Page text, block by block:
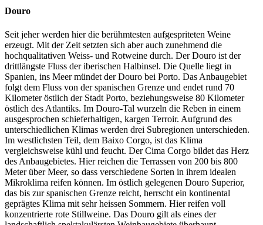
Douro
Seit jeher werden hier die berühmtesten aufgespriteten Weine
erzeugt. Mit der Zeit setzten sich aber auch zunehmend die
hochqualitativen Weiss- und Rotweine durch. Der Douro ist der
drittlängste Fluss der iberischen Halbinsel. Die Quelle liegt in
Spanien, ins Meer mündet der Douro bei Porto. Das Anbaugebiet
folgt dem Fluss von der spanischen Grenze und endet rund 70
Kilometer östlich der Stadt Porto, beziehungsweise 80 Kilometer
östlich des Atlantiks. Im Douro-Tal wurzeln die Reben in einem
ausgesprochen schieferhaltigen, kargen Terroir. Aufgrund des
unterschiedlichen Klimas werden drei Subregionen unterschieden.
Im westlichsten Teil, dem Baixo Corgo, ist das Klima
vergleichsweise kühl und feucht. Der Cima Corgo bildet das Herz
des Anbaugebietes. Hier reichen die Terrassen von 200 bis 800
Meter über Meer, so dass verschiedene Sorten in ihrem idealen
Mikroklima reifen können. Im östlich gelegenen Douro Superior,
das bis zur spanischen Grenze reicht, herrscht ein kontinental
geprägtes Klima mit sehr heissen Sommern. Hier reifen voll
konzentrierte rote Stillweine. Das Douro gilt als eines der